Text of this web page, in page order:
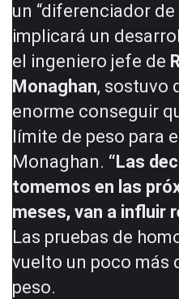
un “diferenciador
implicará un
el ingeniero jefe de
Monaghan, sostuvo
enorme conseguir
límite de peso para
Monaghan. “Las
tomemos en las
meses, van a influir
Las pruebas de
vuelto un poco más
peso.